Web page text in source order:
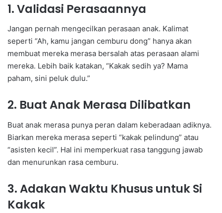
1. Validasi Perasaannya
Jangan pernah mengecilkan perasaan anak. Kalimat
seperti “Ah, kamu jangan cemburu dong” hanya akan
membuat mereka merasa bersalah atas perasaan alami
mereka. Lebih baik katakan, “Kakak sedih ya? Mama
paham, sini peluk dulu.”
2. Buat Anak Merasa Dilibatkan
Buat anak merasa punya peran dalam keberadaan adiknya.
Biarkan mereka merasa seperti “kakak pelindung” atau
“asisten kecil”. Hal ini memperkuat rasa tanggung jawab
dan menurunkan rasa cemburu.
3. Adakan Waktu Khusus untuk Si
Kakak